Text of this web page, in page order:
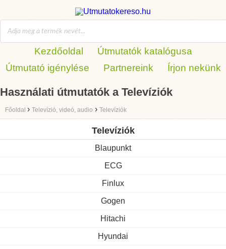
Kezdőoldal
Útmutatók katalógusa
Útmutató igénylése
Partnereink Írjon nekünk
Használati útmutatók a Televíziók
Főoldal › Televízió, videó, audio › Televíziók
Televíziók
Blaupunkt
ECG
Finlux
Gogen
Hitachi
Hyundai